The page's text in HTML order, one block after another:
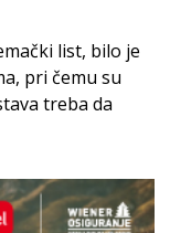
list, bilo je
pri čemu su
treba da